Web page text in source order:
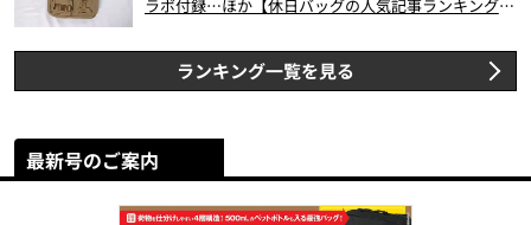
ラボ付録…ほか【休日バッグの人気記事ランキングベ
ランキング一覧を見る
最新号のご案内